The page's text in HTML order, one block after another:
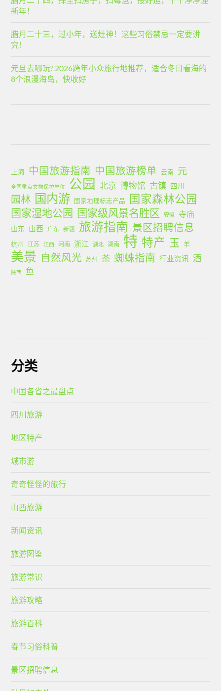
新年！
腊月二十三，过小年，送灶神！这些习俗禁忌一定要讲
究！
元旦去哪玩? 2026跨年小众旅行地推荐，适合冬日看海的
8个浪漫海岛，快收好
上海 中国旅游指南 中国旅游榜单 云南 元
全国重点文物保护单位 公园 北京 博物馆 古镇 四川
园林 国内游 国家地理标志产品 国家森林公园
国家湿地公园 国家级风景名胜区 安徽 寺庙
山东 山西 广东 新疆 旅游指南 景区招聘信息
杭州 江苏 江西 河南 浙江 湖北 湖南 特 特产 玉 羊
美景 自然风光 苏州 茶 蜘蛛指南 行业资讯 酒
陕西 鱼
分类
中国各省之最盘点
四川旅游
地区特产
城市游
奇奇怪怪的旅行
山西旅游
新闻资讯
旅游图鉴
旅游常识
旅游攻略
旅游百科
春节习俗科普
景区招聘信息